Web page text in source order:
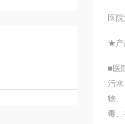
医
★产
■医
污
物
毒